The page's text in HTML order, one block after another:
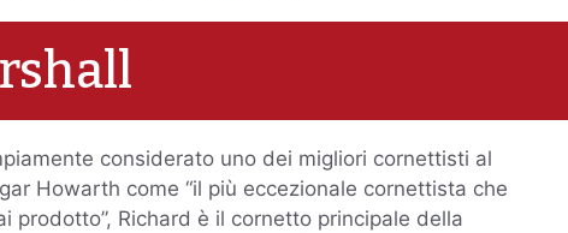
considerato uno dei migliori cornettisti al
Howarth come “il più eccezionale cornettista che
prodotto”, Richard è il cornetto principale della